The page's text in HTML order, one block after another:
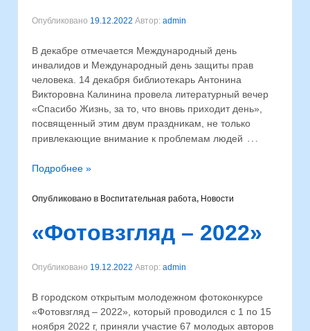
Опубликовано 19.12.2022 Автор: admin
В декабре отмечается Международный день
инвалидов и Международный день защиты прав
человека. 14 декабря библиотекарь Антонина
Викторовна Калинина провела литературный вечер
«Спасибо Жизнь, за то, что вновь приходит день»,
посвященный этим двум праздникам, не только
привлекающие внимание к проблемам людей …
Подробнее »
Опубликовано в Воспитательная работа, Новости
«Фотовзгляд – 2022»
Опубликовано 19.12.2022 Автор: admin
В городском открытым молодежном фотоконкурсе
«Фотовзгляд – 2022», который проводился с 1 по 15
ноября 2022 г, приняли участие 67 молодых авторов